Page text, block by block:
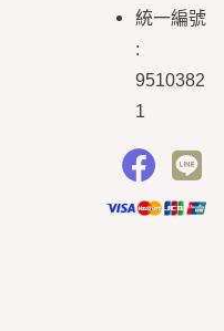
統一編號
:
9510382
1